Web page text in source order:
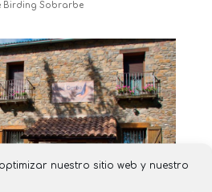
nuestro sitio web y nuestro
Birding Sobrarbe